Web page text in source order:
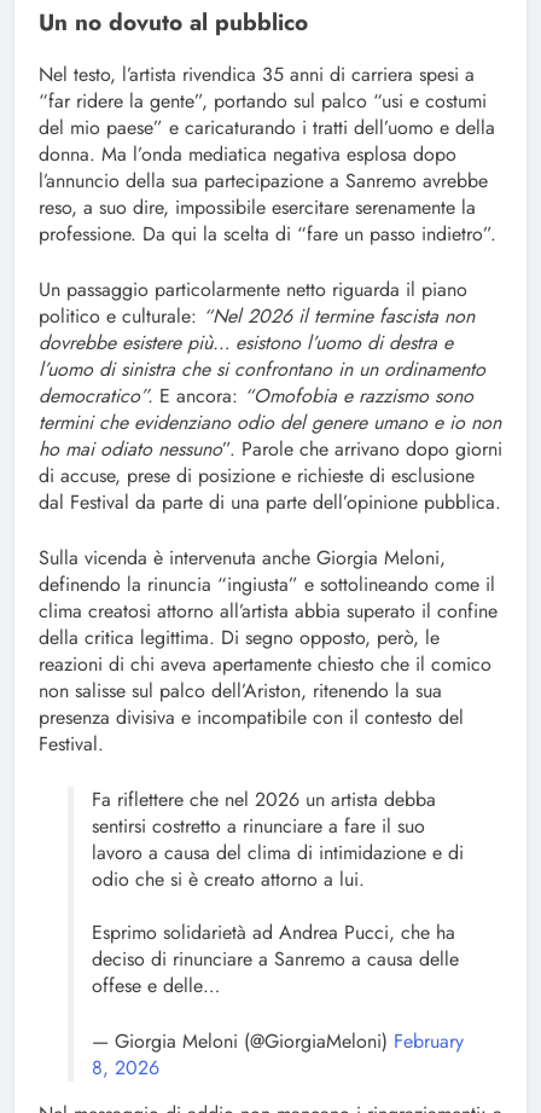
Un no dovuto al pubblico
Nel testo, l’artista rivendica 35 anni di carriera spesi a
“far ridere la gente”, portando sul palco “usi e costumi
del mio paese” e caricaturando i tratti dell’uomo e della
donna. Ma l’onda mediatica negativa esplosa dopo
l’annuncio della sua partecipazione a Sanremo avrebbe
reso, a suo dire, impossibile esercitare serenamente la
professione. Da qui la scelta di “fare un passo indietro”.
Un passaggio particolarmente netto riguarda il piano
politico e culturale: “Nel 2026 il termine fascista non
dovrebbe esistere più… esistono l’uomo di destra e
l’uomo di sinistra che si confrontano in un ordinamento
democratico”. E ancora: “Omofobia e razzismo sono
termini che evidenziano odio del genere umano e io non
ho mai odiato nessuno”. Parole che arrivano dopo giorni
di accuse, prese di posizione e richieste di esclusione
dal Festival da parte di una parte dell’opinione pubblica.
Sulla vicenda è intervenuta anche Giorgia Meloni,
definendo la rinuncia “ingiusta” e sottolineando come il
clima creatosi attorno all’artista abbia superato il confine
della critica legittima. Di segno opposto, però, le
reazioni di chi aveva apertamente chiesto che il comico
non salisse sul palco dell’Ariston, ritenendo la sua
presenza divisiva e incompatibile con il contesto del
Festival.
Fa riflettere che nel 2026 un artista debba
sentirsi costretto a rinunciare a fare il suo
lavoro a causa del clima di intimidazione e di
odio che si è creato attorno a lui.
Esprimo solidarietà ad Andrea Pucci, che ha
deciso di rinunciare a Sanremo a causa delle
offese e delle…
— Giorgia Meloni (@GiorgiaMeloni) February
8, 2026